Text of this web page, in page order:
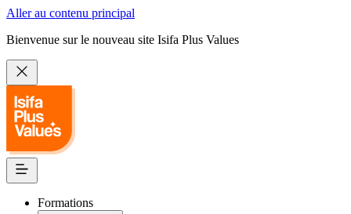
Aller au contenu principal
Bienvenue sur le nouveau site Isifa Plus Values
Formations